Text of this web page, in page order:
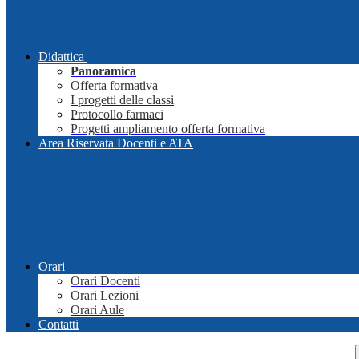
Didattica
Panoramica
Offerta formativa
I progetti delle classi
Protocollo farmaci
Progetti ampliamento offerta formativa
Area Riservata Docenti e ATA
Orari
Orari Docenti
Orari Lezioni
Orari Aule
Contatti